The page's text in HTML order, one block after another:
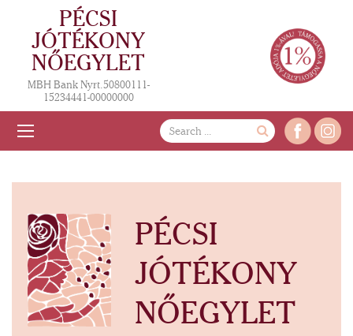
PÉCSI
JÓTÉKONY
NŐEGYLET
MBH Bank Nyrt. 50800111-
15234441-00000000
PÉCSI
JÓTÉKONY
NŐEGYLET